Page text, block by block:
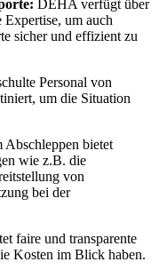
DEHA verfügt über
um auch
sicher und effizient zu
Personal von
um die Situation
Abschleppen bietet
wie z.B. die
von
bei der
faire und transparente
Kosten im Blick haben.